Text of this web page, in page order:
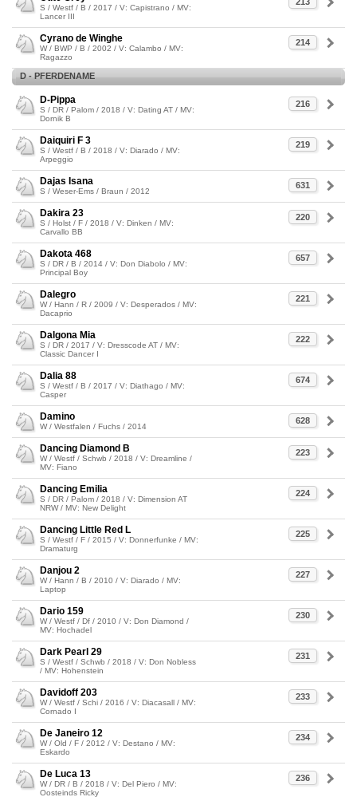
S / Westf / B / 2017 / V: Capistrano / MV:
Lancer III
214
Cyrano de Winghe
W / BWP / B / 2002 / V: Calambo / MV:
Ragazzo
D - PFERDENAME
216
D-Pippa
S / DR / Palom / 2018 / V: Dating AT / MV:
Dornik B
219
Daiquiri F 3
S / Westf / B / 2018 / V: Diarado / MV:
Arpeggio
631
Dajas Isana
S / Weser-Ems / Braun / 2012
220
Dakira 23
S / Holst / F / 2018 / V: Dinken / MV:
Carvallo BB
657
Dakota 468
S / DR / B / 2014 / V: Don Diabolo / MV:
Principal Boy
221
Dalegro
W / Hann / R / 2009 / V: Desperados / MV:
Dacaprio
222
Dalgona Mia
S / DR / 2017 / V: Dresscode AT / MV:
Classic Dancer I
674
Dalia 88
S / Westf / B / 2017 / V: Diathago / MV:
Casper
628
Damino
W / Westfalen / Fuchs / 2014
223
Dancing Diamond B
W / Westf / Schwb / 2018 / V: Dreamline /
MV: Fiano
224
Dancing Emilia
S / DR / Palom / 2018 / V: Dimension AT
NRW / MV: New Delight
225
Dancing Little Red L
S / Westf / F / 2015 / V: Donnerfunke / MV:
Dramaturg
227
Danjou 2
W / Hann / B / 2010 / V: Diarado / MV:
Laptop
230
Dario 159
W / Westf / Df / 2010 / V: Don Diamond /
MV: Hochadel
231
Dark Pearl 29
S / Westf / Schwb / 2018 / V: Don Nobless
/ MV: Hohenstein
233
Davidoff 203
W / Westf / Schi / 2016 / V: Diacasall / MV:
Cornado I
234
De Janeiro 12
W / Old / F / 2012 / V: Destano / MV:
Eskardo
236
De Luca 13
W / DR / B / 2018 / V: Del Piero / MV:
Oosteinds Ricky